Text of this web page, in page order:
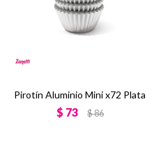
Pirotín Aluminio Mini x72 Plata
$ 73 $86